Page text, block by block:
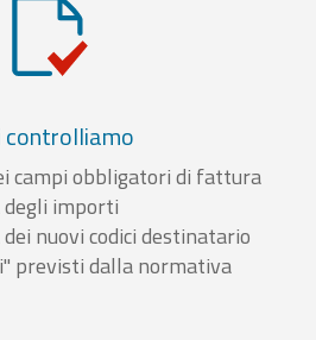
controlliamo
campi obbligatori di fattura
importi
nuovi codici destinatario
previsti dalla normativa